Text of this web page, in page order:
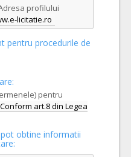
profilului
licitatie.ro
pentru procedurile de
pentru
Conform art.8 din Legea
pot obtine informatii